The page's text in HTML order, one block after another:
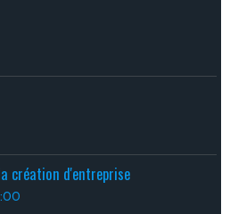
création d'entreprise